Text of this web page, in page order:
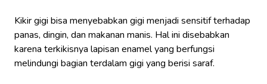
Kikir gigi bisa menyebabkan gigi menjadi sensitif terhadap
panas, dingin, dan makanan manis. Hal ini disebabkan
karena terkikisnya lapisan enamel yang berfungsi
melindungi bagian terdalam gigi yang berisi saraf.